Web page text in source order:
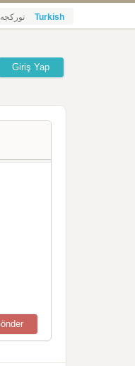
تورکجه Turkish
Giriş Yap